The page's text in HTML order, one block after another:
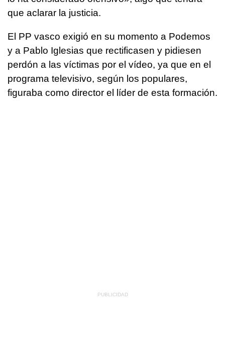
que aclarar la justicia.
El PP vasco exigió en su momento a Podemos
y a Pablo Iglesias que rectificasen y pidiesen
perdón a las víctimas por el vídeo, ya que en el
programa televisivo, según los populares,
figuraba como director el líder de esta formación.